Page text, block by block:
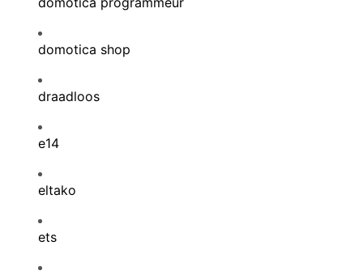
domotica shop
draadloos
e14
eltako
ets